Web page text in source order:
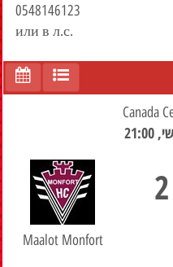
0548146123
или в л.с.
Maalot Monfort